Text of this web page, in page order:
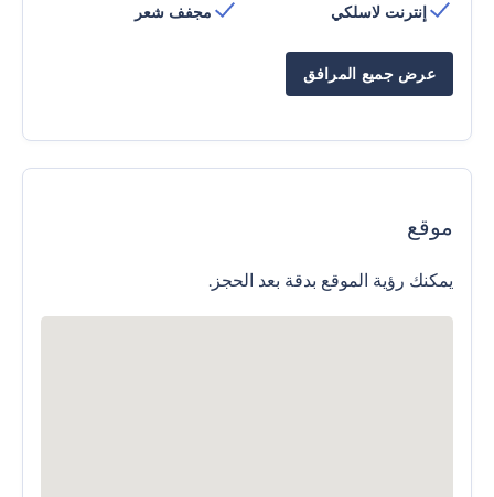
إنترنت لاسلكي
مجفف شعر
عرض جميع المرافق
موقع
يمكنك رؤية الموقع بدقة بعد الحجز.